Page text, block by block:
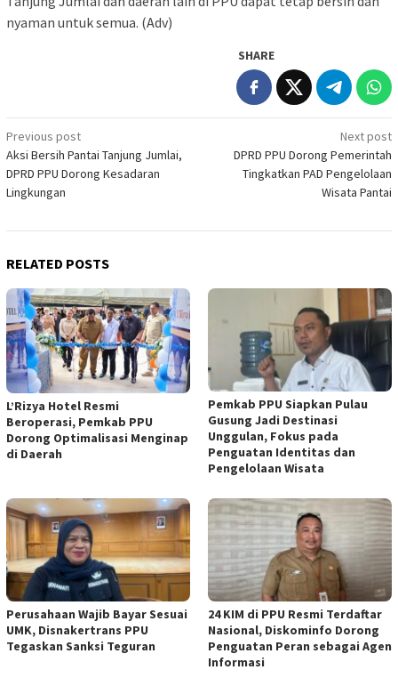
nyaman untuk semua. (Adv)
SHARE
Post
navigation
Previous post
Aksi Bersih Pantai Tanjung Jumlai,
DPRD PPU Dorong Kesadaran
Lingkungan
Next post
DPRD PPU Dorong Pemerintah
Tingkatkan PAD Pengelolaan
Wisata Pantai
RELATED POSTS
L’Rizya Hotel Resmi
Beroperasi, Pemkab PPU
Dorong Optimalisasi Menginap
di Daerah
Pemkab PPU Siapkan Pulau
Gusung Jadi Destinasi
Unggulan, Fokus pada
Penguatan Identitas dan
Pengelolaan Wisata
Perusahaan Wajib Bayar Sesuai
UMK, Disnakertrans PPU
Tegaskan Sanksi Teguran
24 KIM di PPU Resmi Terdaftar
Nasional, Diskominfo Dorong
Penguatan Peran sebagai Agen
Informasi